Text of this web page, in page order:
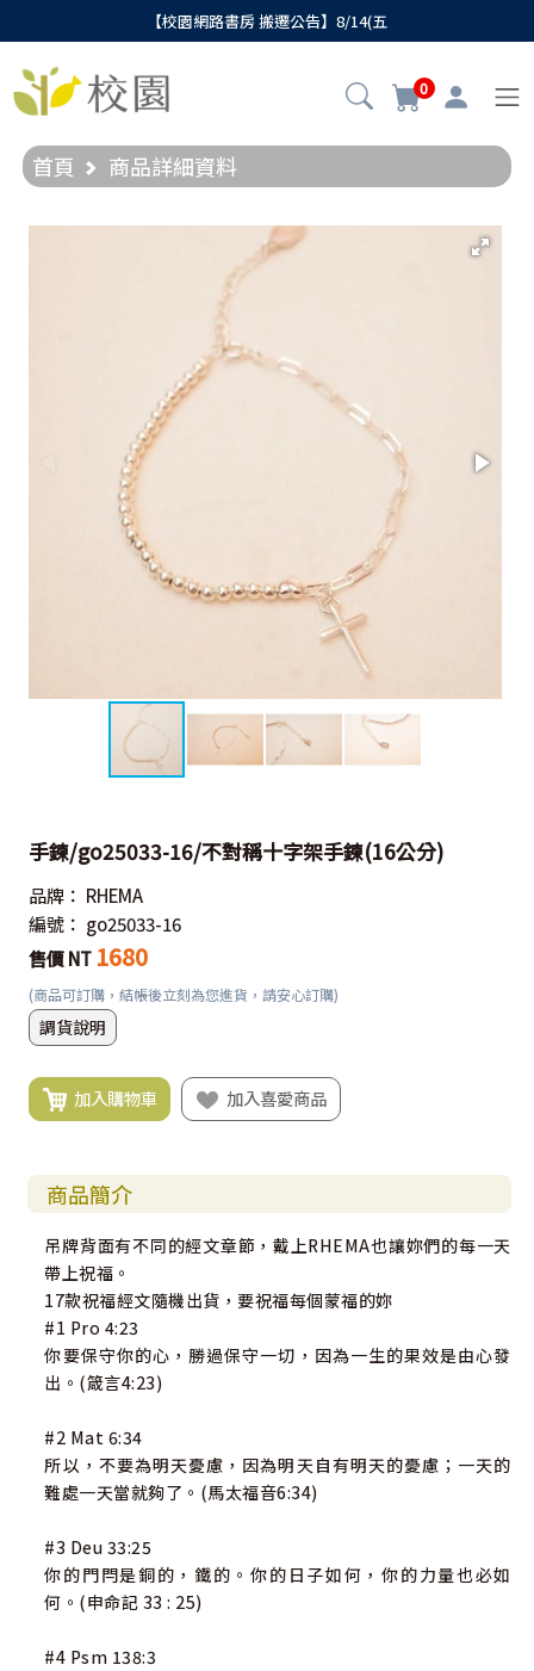
【校園網路書房 搬遷公告】8/14(五
0
首頁 商品詳細資料
手鍊/go25033-16/不對稱十字架手鍊(16公分)
品牌： RHEMA
編號： go25033-16
售價 NT 1680
(商品可訂購，結帳後立刻為您進貨，請安心訂購)
調貨說明
加入購物車 加入喜愛商品
商品簡介
吊牌背面有不同的經文章節，戴上RHEMA也讓妳們的每一天
帶上祝福。
17款祝福經文隨機出貨，要祝福每個蒙福的妳
#1 Pro 4:23
你要保守你的心，勝過保守一切，因為一生的果效是由心發
出。(箴言4:23)
#2 Mat 6:34
所以，不要為明天憂慮，因為明天自有明天的憂慮；一天的
難處一天當就夠了。(馬太福音6:34)
#3 Deu 33:25
你的門閂是銅的，鐵的。你的日子如何，你的力量也必如
何。(申命記 33 : 25)
#4 Psm 138:3